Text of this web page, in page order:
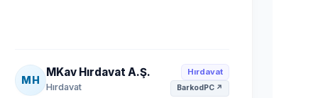
MH
MKav Hırdavat A.Ş.
Hırdavat
Hırdavat
BarkodPC ↗